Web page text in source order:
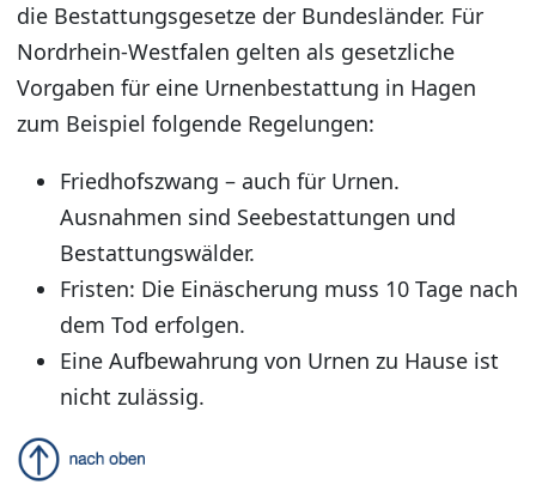
die Bestattungsgesetze der Bundesländer. Für
Nordrhein-Westfalen gelten als gesetzliche
Vorgaben für eine Urnenbestattung in Hagen
zum Beispiel folgende Regelungen:
Friedhofszwang – auch für Urnen.
Ausnahmen sind Seebestattungen und
Bestattungswälder.
Fristen: Die Einäscherung muss 10 Tage nach
dem Tod erfolgen.
Eine Aufbewahrung von Urnen zu Hause ist
nicht zulässig.